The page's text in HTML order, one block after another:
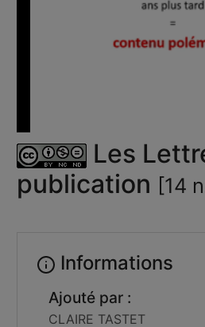
Les
publication [14
Informations
Ajouté par :
CLAIRE TASTET